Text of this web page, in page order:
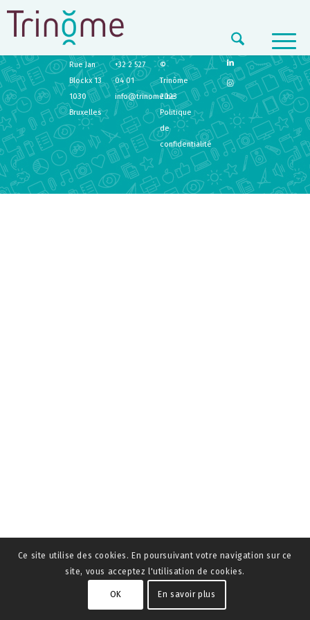
TRINÔME
Rue Jan
Blockx 13
1030
Bruxelles
+32 2 527
04 01
info@trinome.be
©
Trinôme
2023
Politique
de
confidentialité
Ce site utilise des cookies. En poursuivant votre navigation sur ce
site, vous acceptez l'utilisation de cookies.
OK En savoir plus